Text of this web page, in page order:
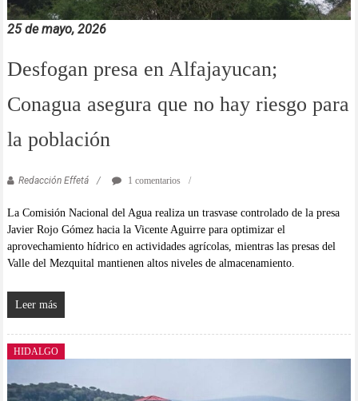
25 de mayo, 2026
Desfogan presa en Alfajayucan;
Conagua asegura que no hay riesgo para
la población
Redacción Effetá 1 comentarios
La Comisión Nacional del Agua realiza un trasvase controlado de la presa
Javier Rojo Gómez hacia la Vicente Aguirre para optimizar el
aprovechamiento hídrico en actividades agrícolas, mientras las presas del
Valle del Mezquital mantienen altos niveles de almacenamiento.
Leer más
HIDALGO